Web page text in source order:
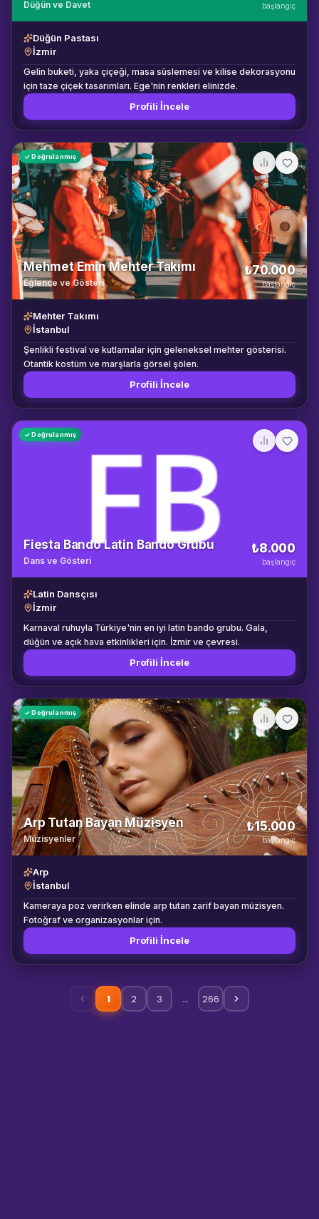
Düğün ve Davet başlangıç
Düğün Pastası
İzmir
Gelin buketi, yaka çiçeği, masa süslemesi ve kilise dekorasyonu
için taze çiçek tasarımları. Ege'nin renkleri elinizde.
Profili İncele
✓ Doğrulanmış
Mehmet Emin Mehter Takımı
Eğlence ve Gösteri
₺70.000
başlangıç
Mehter Takımı
İstanbul
Şenlikli festival ve kutlamalar için geleneksel mehter gösterisi.
Otantik kostüm ve marşlarla görsel şölen.
Profili İncele
✓ Doğrulanmış
Fiesta Bando Latin Bando Grubu
Dans ve Gösteri
₺8.000
başlangıç
Latin Dansçısı
İzmir
Karnaval ruhuyla Türkiye'nin en iyi latin bando grubu. Gala,
düğün ve açık hava etkinlikleri için. İzmir ve çevresi.
Profili İncele
✓ Doğrulanmış
Arp Tutan Bayan Müzisyen
Müzisyenler
₺15.000
başlangıç
Arp
İstanbul
Kameraya poz verirken elinde arp tutan zarif bayan müzisyen.
Fotoğraf ve organizasyonlar için.
Profili İncele
1 2 3 … 266